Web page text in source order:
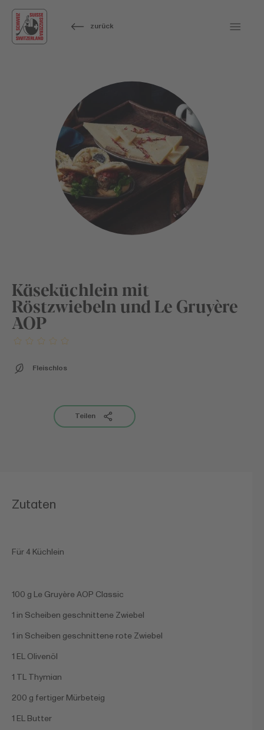
zurück
Käseküchlein mit
Röstzwiebeln und Le Gruyère
AOP
Fleischlos
Teilen
Zutaten
Für 4 Küchlein
100 g Le Gruyère AOP Classic
1 in Scheiben geschnittene Zwiebel
1 in Scheiben geschnittene rote Zwiebel
1 EL Olivenöl
1 TL Thymian
200 g fertiger Mürbeteig
1 EL Butter